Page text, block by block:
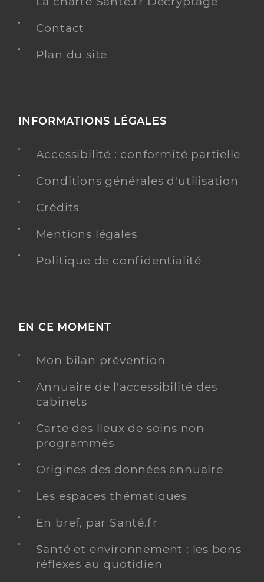
Contact
Plan du site
INFORMATIONS LÉGALES
Accessibilité : conformité partielle
Conditions générales d'utilisation
Crédits
Mentions légales
Politique de confidentialité
EN CE MOMENT
Mon bilan prévention
Annuaire de l'accessibilité des
cabinets
Carte des lieux de soins non
programmés
Origines des données annuaire
Les espaces thématiques
En bref, par Santé.fr
Santé et environnement : les bons
réflexes au quotidien